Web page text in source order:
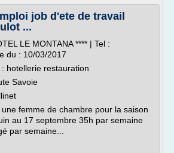
job d'ete de travail
...
LE MONTANA **** | Tel :
du : 10/03/2017
: hotellerie restauration
Savoie
femme de chambre pour la saison
au 17 septembre 35h par semaine
par semaine...